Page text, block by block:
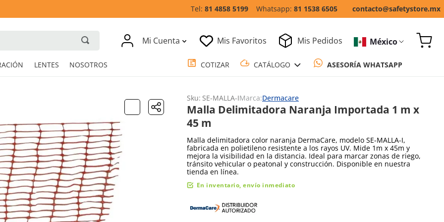
81 4858 5199 81 1538 6505 contacto@safetystore.mx
Mi Cuenta Mis Favoritos Mis Pedidos México
Sku: SE-MALLA-IMarca:Dermacare
Malla Delimitadora Naranja Importada 1 m x
45 m
Malla delimitadora color naranja DermaCare, modelo SE-MALLA-I,
fabricada en polietileno resistente a los rayos UV. Mide 1m x 45m y
mejora la visibilidad en la distancia. Ideal para marcar zonas de riego,
tránsito vehicular o peatonal y construcción. Disponible en nuestra
tienda en línea.
En inventario, envío inmediato